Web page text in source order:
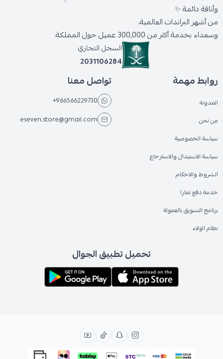
وأناقة دائمة ✨
من أشهر البراندات العالمية،
وسعداء بخدمة أكثر من 300,000 عميل حول المملكة.
السجل التجاري
2031106284
روابط مهمة
المدونة
من نحن
سياسة الخصوصية
سياسة الاستبدال والاسترجاع
الشروط والاحكام
خدمة دفع تمارا
برنامج التسويق بالعمولة
نظام الولاء
تواصل معنا
+966566229730
eseven.store@gmail.com
تحميل تطبيق الجوال